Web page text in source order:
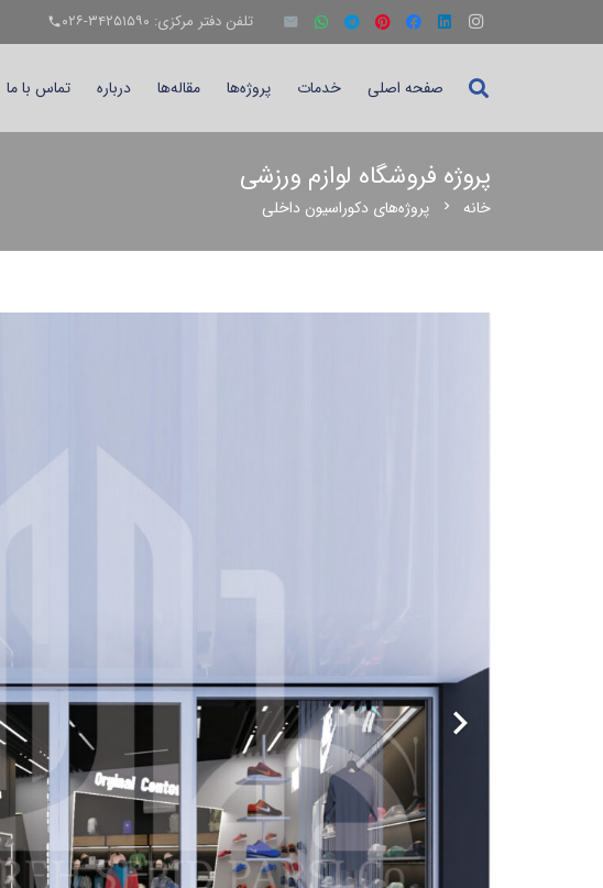
تلفن دفتر مرکزی: ۳۴۲۵۱۵۹۰-۰۲۶
صفحه اصلی خدمات پروژه‌ها مقاله‌ها درباره تماس با ما
پروژه فروشگاه لوازم ورزشی
خانه chevron_right پروژه‌های دکوراسیون داخلی